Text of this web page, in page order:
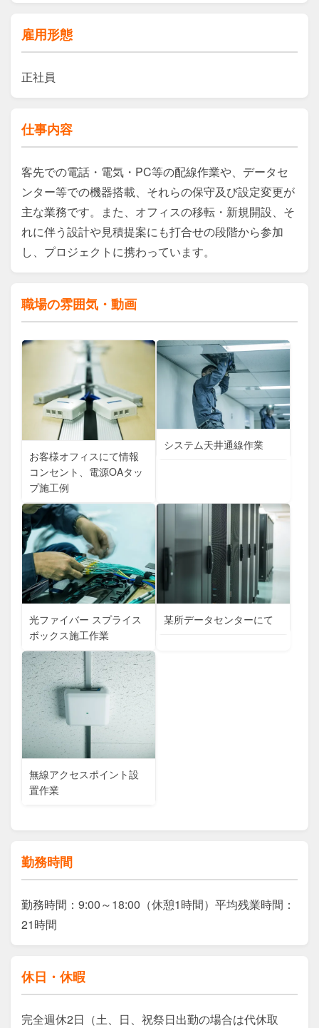
雇用形態
正社員
仕事内容
客先での電話・電気・PC等の配線作業や、データセ
ンター等での機器搭載、それらの保守及び設定変更が
主な業務です。また、オフィスの移転・新規開設、そ
れに伴う設計や見積提案にも打合せの段階から参加
し、プロジェクトに携わっています。
職場の雰囲気・動画
お客様オフィスにて情報
コンセント、電源OAタッ
プ施工例
システム天井通線作業
光ファイバー スプライス
ボックス施工作業
某所データセンターにて
無線アクセスポイント設
置作業
勤務時間
勤務時間：9:00～18:00（休憩1時間）平均残業時間：
21時間
休日・休暇
完全週休2日（土、日、祝祭日出勤の場合は代休取